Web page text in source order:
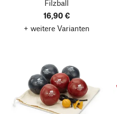
Filzball
16,90 €
+ weitere Varianten